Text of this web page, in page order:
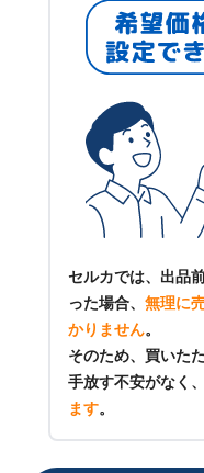
セルカでは、出品
った場合、 無理に
かりません。
そのため、買いた
手放す不安がなく、
ます。